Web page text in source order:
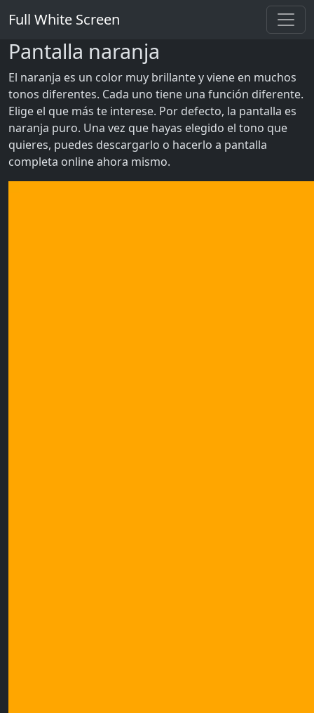
Full White Screen
Pantalla naranja
El naranja es un color muy brillante y viene en muchos
tonos diferentes. Cada uno tiene una función diferente.
Elige el que más te interese. Por defecto, la pantalla es
naranja puro. Una vez que hayas elegido el tono que
quieres, puedes descargarlo o hacerlo a pantalla
completa online ahora mismo.